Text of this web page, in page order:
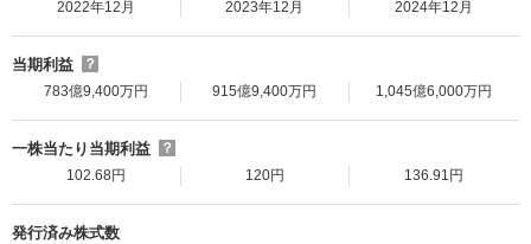
2022年12月 2023年12月 2024年12月
当期利益
？
783億9,400万円
915億9,400万円 1,045億6,000万円
一株当たり当期利益
？
102.68円
120円 136.91円
発行済み株式数